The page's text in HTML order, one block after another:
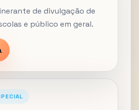
de divulgação de
e público em geral.